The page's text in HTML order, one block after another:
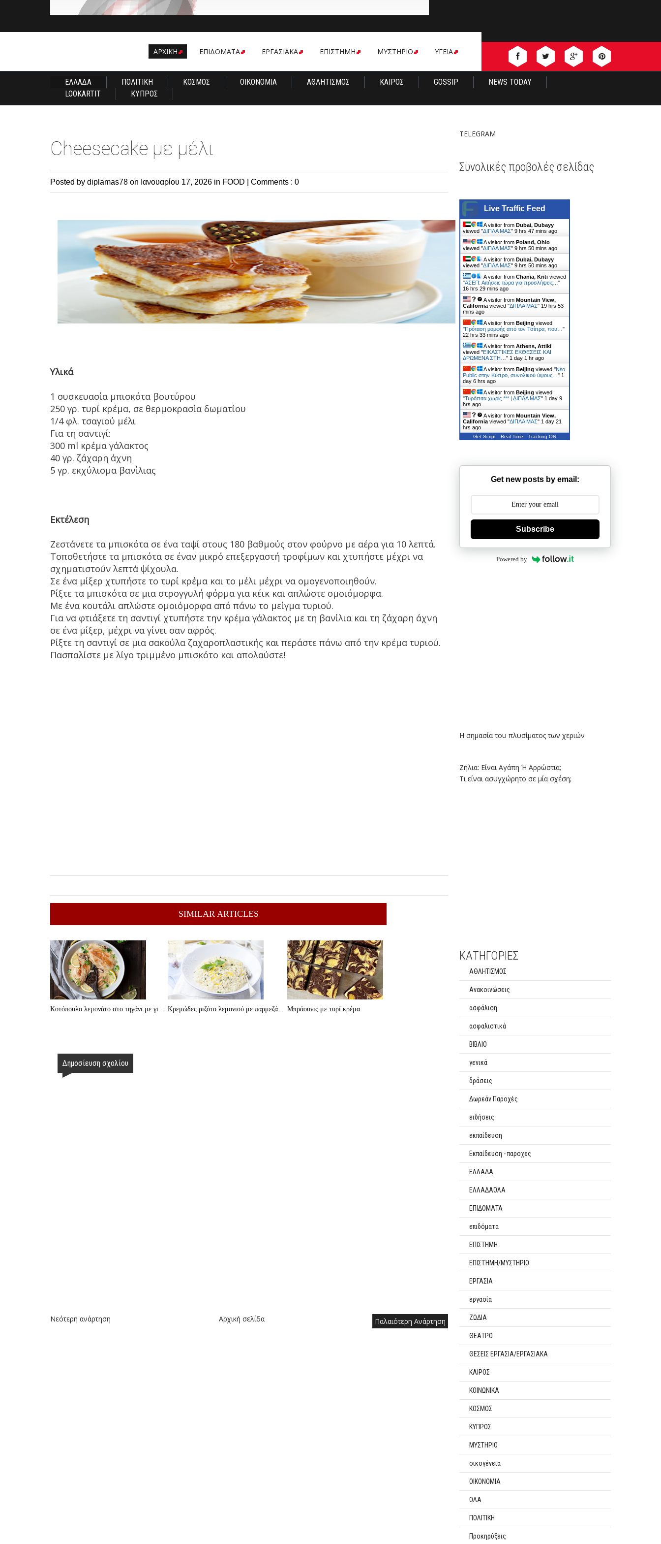
ΑΡΧΙΚΗ EΠΙΔΟΜΑΤΑ ΕΡΓΑΣΙΑΚΑ ΕΠΙΣΤΗΜΗ ΜΥΣΤΗΡΙΟ ΥΓΕΙΑ
ΕΛΛΑΔΑ ΠΟΛΙΤΙΚΗ ΚΟΣΜΟΣ ΟΙΚΟΝΟΜΙΑ ΑΘΛΗΤΙΣΜΟΣ ΚΑΙΡΟΣ GOSSIP
NEWS TODAY
LOOKARTIT
ΚΥΠΡΟΣ
Cheesecake με μέλι
Posted by diplamas78 on Ιανουαρίου 17, 2026 in FOOD Comments : 0
Υλικά
1 συσκευασία μπισκότα βουτύρου
250 γρ. τυρί κρέμα, σε θερμοκρασία δωματίου
1/4 φλ. τσαγιού μέλι
Για τη σαντιγί:
300 ml κρέμα γάλακτος
40 γρ. ζάχαρη άχνη
5 γρ. εκχύλισμα βανίλιας
Εκτέλεση
Ζεστάνετε τα μπισκότα σε ένα ταψί στους 180 βαθμούς στον φούρνο με αέρα για 10 λεπτά.
Τοποθετήστε τα μπισκότα σε έναν μικρό επεξεργαστή τροφίμων και χτυπήστε μέχρι να
σχηματιστούν λεπτά ψίχουλα.
Σε ένα μίξερ χτυπήστε το τυρί κρέμα και το μέλι μέχρι να ομογενοποιηθούν.
Ρίξτε τα μπισκότα σε μια στρογγυλή φόρμα για κέικ και απλώστε ομοιόμορφα.
Με ένα κουτάλι απλώστε ομοιόμορφα από πάνω το μείγμα τυριού.
Για να φτιάξετε τη σαντιγί χτυπήστε την κρέμα γάλακτος με τη βανίλια και τη ζάχαρη άχνη
σε ένα μίξερ, μέχρι να γίνει σαν αφρός.
Ρίξτε τη σαντιγί σε μια σακούλα ζαχαροπλαστικής και περάστε πάνω από την κρέμα τυριού.
Πασπαλίστε με λίγο τριμμένο μπισκότο και απολαύστε!
SIMILAR ARTICLES
Κοτόπουλο λεμονάτο στο τηγάνι με γι... Κρεμώδες ριζότο λεμονιού με παρμεζά... Μπράουνις με τυρί κρέμα
Δημοσίευση σχολίου
Νεότερη ανάρτηση Παλαιότερη Ανάρτηση
Αρχική σελίδα
TELEGRAM
Συνολικές προβολές σελίδας
Live Traffic Feed
A visitor fromDubai, Dubayy
viewed "ΔΙΠΛΑ ΜΑΣ"9 hrs 47 mins ago
A visitor fromPoland, Ohio
viewed "ΔΙΠΛΑ ΜΑΣ"9 hrs 50 mins ago
A visitor fromDubai, Dubayy
viewed "ΔΙΠΛΑ ΜΑΣ"9 hrs 50 mins ago
A visitor fromChania, Kriti viewed
"ΑΣΕΠ: Αιτήσεις τώρα για προσλήψεις…"
16 hrs 29 mins ago
A visitor fromMountain View,
California viewed "ΔΙΠΛΑ ΜΑΣ" 19 hrs 53
mins ago
A visitor fromBeijing viewed
"Πρόταση μομφής από τον Τσίπρα, που…"
22 hrs 33 mins ago
A visitor fromAthens, Attiki
viewed "ΕΙΚΑΣΤΙΚΕΣ ΕΚΘΕΣΕΙΣ ΚΑΙ
ΔΡΩΜΕΝΑ ΣΤΗ…" 1 day 1 hr ago
A visitor fromBeijing viewed "Νέο
Public στην Κύπρο, συνολικού ύψους…" 1
day 6 hrs ago
A visitor fromBeijing viewed
"Τυρόπιτα χωρίς *** | ΔΙΠΛΑ ΜΑΣ" 1 day 9
hrs ago
A visitor fromMountain View,
California viewed "ΔΙΠΛΑ ΜΑΣ" 1 day 21
hrs ago
Get Script Real Time Tracking ON
Get new posts by email:
Subscribe
Powered by
Η σημασία του πλυσίματος των χεριών
Ζήλια: Είναι Αγάπη Ή Αρρώστια;
Τι είναι ασυγχώρητο σε μία σχέση;
ΚΑΤΗΓΟΡΙΕΣ
ΑΘΛΗΤΙΣΜΟΣ
Ανακοινώσεις
ασφάλιση
ασφαλιστικά
ΒΙΒΛΙΟ
γενικά
δράσεις
Δωρεάν Παροχές
ειδήσεις
εκπαίδευση
Εκπαίδευση - παροχές
ΕΛΛΑΔΑ
ΕΛΛΑΔΑΟΛΑ
ΕΠΙΔΟΜΑΤΑ
επιδόματα
ΕΠΙΣΤΗΜΗ
ΕΠΙΣΤΉΜΗ/ΜΥΣΤΗΡΙΟ
ΕΡΓΑΣΙΑ
εργασία
ΖΩΔΙΑ
ΘΕΑΤΡΟ
ΘΕΣΕΙΣ ΕΡΓΑΣΙΑ/ΕΡΓΑΣΙΑΚΑ
ΚΑΙΡΟΣ
ΚΟΙΝΩΝΙΚΑ
ΚΟΣΜΟΣ
ΚΥΠΡΟΣ
ΜΥΣΤΗΡΙΟ
οικογένεια
ΟΙΚΟΝΟΜΙΑ
ΟΛΑ
ΠΟΛΙΤΙΚΗ
Προκηρύξεις